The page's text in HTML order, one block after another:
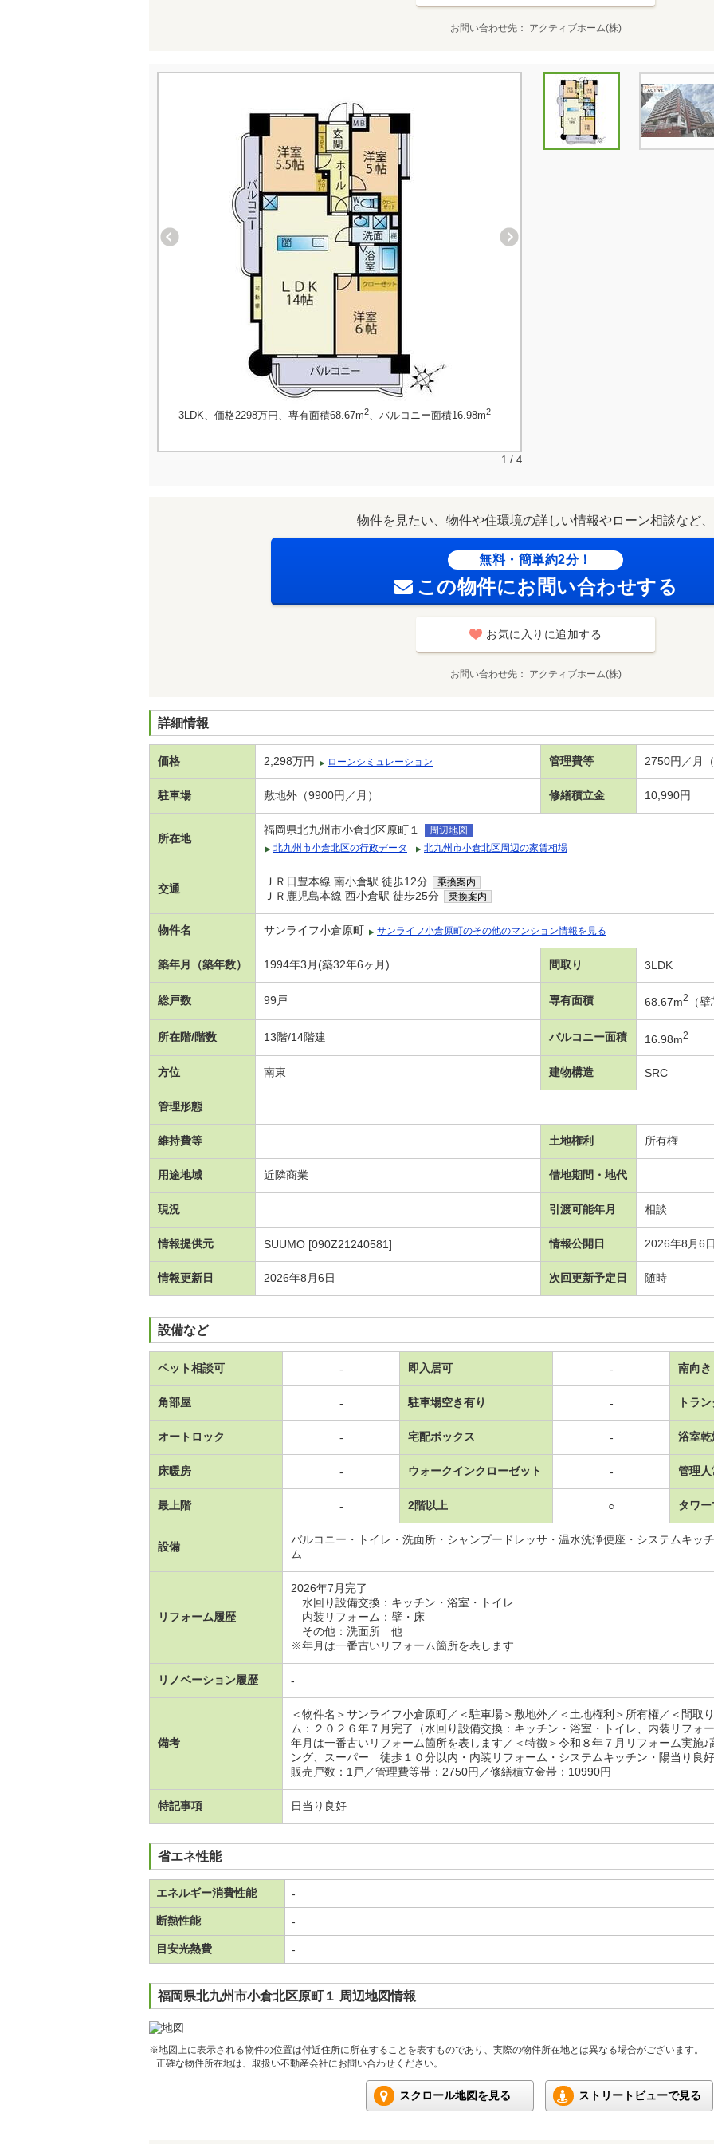
お問い合わせ先 アクティブホーム(株)
3LDK、価格2298万円、専有面積68.67m2、バルコニー面積16.98m2
1 / 4
物件を見たい、物件や住環境の詳しい情報やローン相談など、
無料・簡単約2分！
この物件にお問い合わせする
お気に入りに追加する
お問い合わせ先 アクティブホーム(株)
詳細情報
価格 2,298万円 ローンシミュレーション 管理費等 2750円／月
駐車場 敷地外（9900円／月） 修繕積立金 10,990円
所在地
福岡県北九州市小倉北区原町１
周辺地図
北九州市小倉北区の行政データ
北九州市小倉北区周辺の家賃相場
交通
ＪＲ日豊本線 南小倉駅 徒歩12分 乗換案内
ＪＲ鹿児島本線 西小倉駅 徒歩25分 乗換案内
物件名 サンライフ小倉原町 サンライフ小倉原町のその他のマンション情報を見る
築年月（築年数） 1994年3月(築32年6ヶ月) 間取り 3LDK
総戸数 99戸 専有面積 68.67m2 （壁
所在階/階数 13階/14階建 バルコニー面積 16.98m2
方位 南東 建物構造 SRC
管理形態
維持費等 土地権利 所有権
用途地域 近隣商業 借地期間・地代
現況 引渡可能年月 相談
情報提供元 SUUMO [090Z21240581] 情報公開日 2026年8月6日
情報更新日 2026年8月6日 次回更新予定日 随時
設備など
ペット相談可 - 即入居可 - 南向き
角部屋 - 駐車場空き有り - トラ
オートロック - 宅配ボックス - 浴室乾
床暖房 - ウォークインクローゼット - 管理人
最上階 - 2階以上 ○ タワ
設備
バルコニー・トイレ・洗面所・シャンプードレッサ・温水洗浄便座・システムキッ
ム
リフォーム履歴
2026年7月完了
水回り設備交換：キッチン・浴室・トイレ
内装リフォーム：壁・床
その他：洗面所 他
※年月は一番古いリフォーム箇所を表します
リノベーション履歴 -
備考
＜物件名＞サンライフ小倉原町／＜駐車場＞敷地外／＜土地権利＞所有権／＜間取
ム：２０２６年７月完了（水回り設備交換：キッチン・浴室・トイレ、内装リフ
年月は一番古いリフォーム箇所を表します／＜特徴＞令和８年７月リフォーム実施
ング、スーパー 徒歩１０分以内・内装リフォーム・システムキッチン・陽当り良
販売戸数：1戸／管理費等帯：2750円／修繕積立金帯：10990円
特記事項 日当り良好
省エネ性能
エネルギー消費性能 -
断熱性能 -
目安光熱費 -
福岡県北九州市小倉北区原町１ 周辺地図情報
※地図上に表示される物件の位置は付近住所に所在することを表すものであり、実際の物件所在地とは異なる場合がございます。
正確な物件所在地は、取扱い不動産会社にお問い合わせください。
スクロール地図を見る ストリートビューで見る